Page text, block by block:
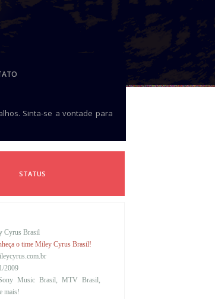
Sinta-se a vontade para
STATUS
Cyrus Brasil
o time Miley Cyrus Brasil!
2009
Music Brasil, MTV Brasil,
mais!